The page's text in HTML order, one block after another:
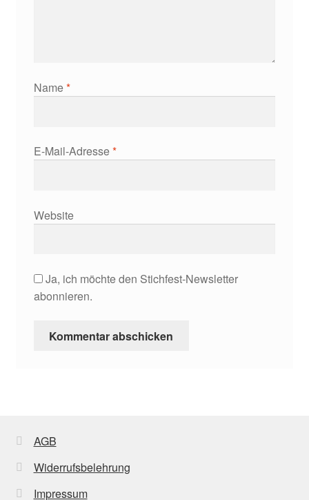
Name*
E-Mail-Adresse*
Website
Ja, ich möchte den Stichfest-Newsletter
abonnieren.
AGB
Widerrufsbelehrung
Impressum